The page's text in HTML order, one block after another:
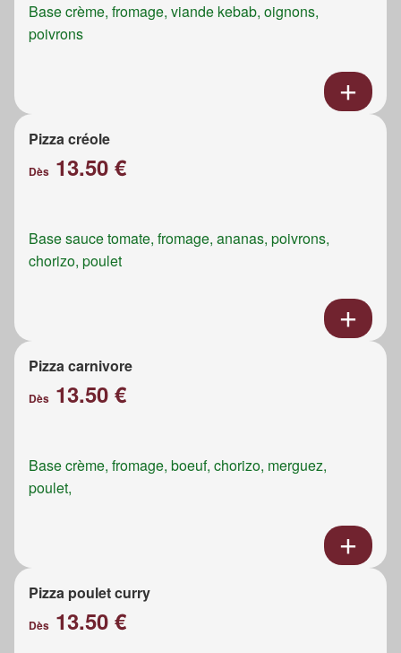
Base crème, fromage, viande kebab, oignons,
poivrons
Pizza créole
Dès 13.50 €
Base sauce tomate, fromage, ananas, poivrons,
chorizo, poulet
Pizza carnivore
Dès 13.50 €
Base crème, fromage, boeuf, chorizo, merguez,
poulet,
Pizza poulet curry
Dès 13.50 €